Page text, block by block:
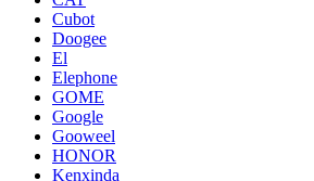
Cubot
Doogee
El
Elephone
GOME
Google
Gooweel
HONOR
Kenxinda